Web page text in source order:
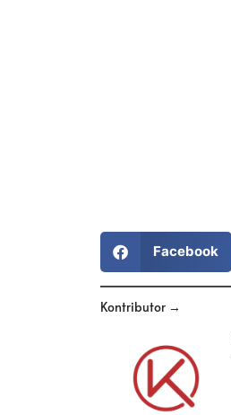
Facebook
Kontributor →